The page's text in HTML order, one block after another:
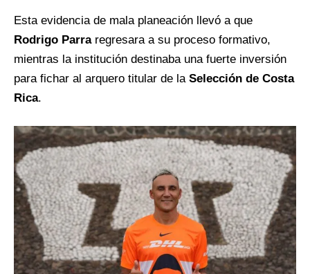
Esta evidencia de mala planeación llevó a que
Rodrigo Parraregresara a su proceso formativo,
mientras la institución destinaba una fuerte inversión
para fichar al arquero titular de la Selección de Costa
Rica.